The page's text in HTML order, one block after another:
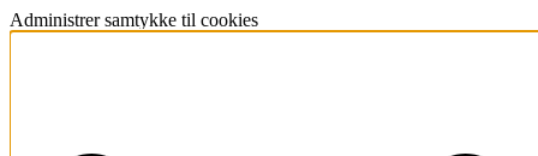
Administrer samtykke til cookies